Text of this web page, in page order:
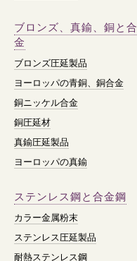
ブロンズ、真鍮、銅と合
金
ブロンズ圧延製品
ヨーロッパの青銅、銅合金
銅ニッケル合金
銅圧延材
真鍮圧延製品
ヨーロッパの真鍮
ステンレス鋼と合金鋼
カラー金属粉末
ステンレス圧延製品
耐熱ステンレス鋼